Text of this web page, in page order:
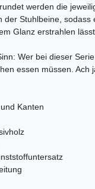
werden die
der Stuhlbeine,
Glanz erstrahlen
Wer bei dieser
essen müssen. Ach
Kanten